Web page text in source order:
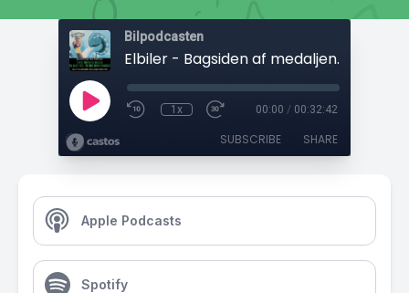
Bilpodcasten
1x 00:00 / 00:32:42
SUBSCRIBE SHARE
Apple Podcasts
Spotify